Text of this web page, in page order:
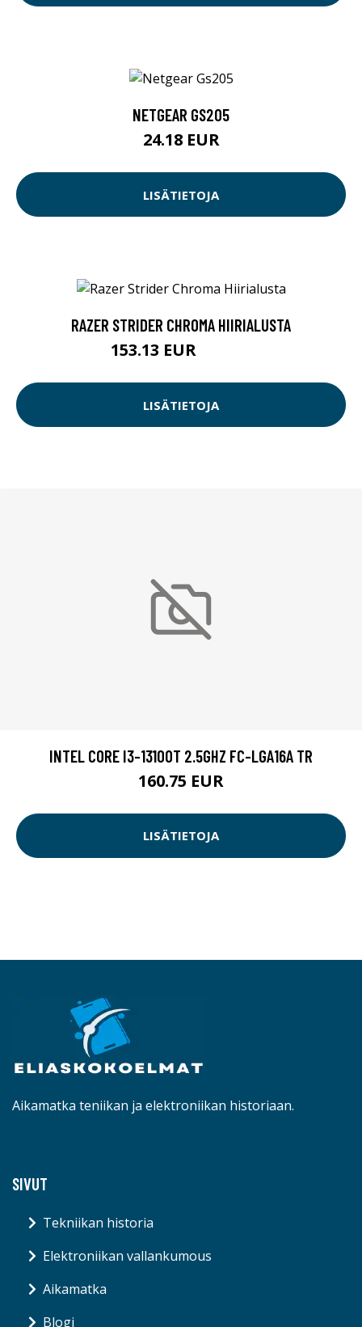
NETGEAR GS205
24.18 EUR
LISÄTIETOJA
RAZER STRIDER CHROMA HIIRIALUSTA
153.13 EUR
LISÄTIETOJA
INTEL CORE I3-13100T 2.5GHZ FC-LGA16A TR
160.75 EUR
LISÄTIETOJA
Aikamatka teniikan ja elektroniikan historiaan.
SIVUT
Tekniikan historia
Elektroniikan vallankumous
Aikamatka
Blogi